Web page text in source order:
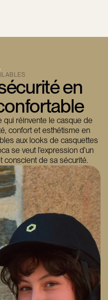
en
qui réinvente le casque de
confort et esthétisme en
aux looks de casquettes
se veut l'expression d'un
conscient de sa sécurité.